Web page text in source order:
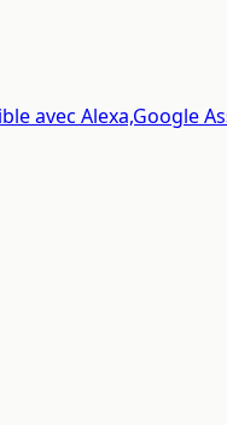
Alexa,Google